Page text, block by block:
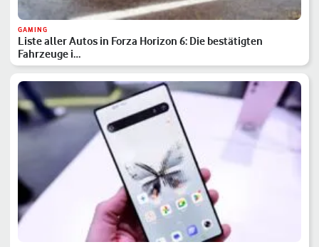
GAMING
Liste aller Autos in Forza Horizon 6: Die bestätigten
Fahrzeuge i…